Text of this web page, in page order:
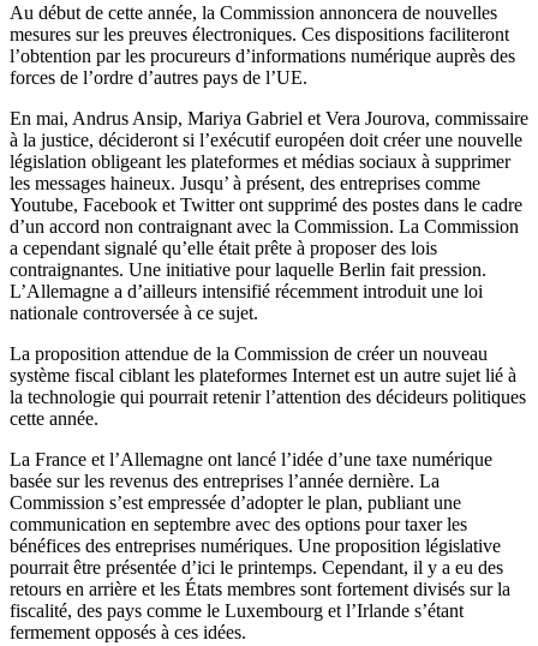
Au début de cette année, la Commission annoncera de nouvelles
mesures sur les preuves électroniques. Ces dispositions faciliteront
l’obtention par les procureurs d’informations numérique auprès des
forces de l’ordre d’autres pays de l’UE.
En mai, Andrus Ansip, Mariya Gabriel et Vera Jourova, commissaire
à la justice, décideront si l’exécutif européen doit créer une nouvelle
législation obligeant les plateformes et médias sociaux à supprimer
les messages haineux. Jusqu’ à présent, des entreprises comme
Youtube, Facebook et Twitter ont supprimé des postes dans le cadre
d’un accord non contraignant avec la Commission. La Commission
a cependant signalé qu’elle était prête à proposer des lois
contraignantes. Une initiative pour laquelle Berlin fait pression.
L’Allemagne a d’ailleurs intensifié récemment introduit une loi
nationale controversée à ce sujet.
La proposition attendue de la Commission de créer un nouveau
système fiscal ciblant les plateformes Internet est un autre sujet lié à
la technologie qui pourrait retenir l’attention des décideurs politiques
cette année.
La France et l’Allemagne ont lancé l’idée d’une taxe numérique
basée sur les revenus des entreprises l’année dernière. La
Commission s’est empressée d’adopter le plan, publiant une
communication en septembre avec des options pour taxer les
bénéfices des entreprises numériques. Une proposition législative
pourrait être présentée d’ici le printemps. Cependant, il y a eu des
retours en arrière et les États membres sont fortement divisés sur la
fiscalité, des pays comme le Luxembourg et l’Irlande s’étant
fermement opposés à ces idées.